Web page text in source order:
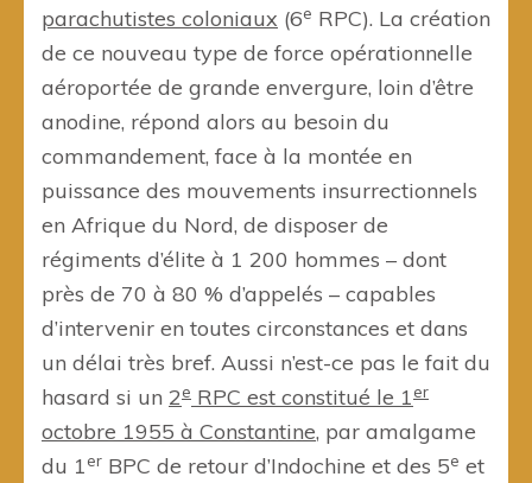
parachutistes coloniaux (6e RPC). La création
de ce nouveau type de force opérationnelle
aéroportée de grande envergure, loin d’être
anodine, répond alors au besoin du
commandement, face à la montée en
puissance des mouvements insurrectionnels
en Afrique du Nord, de disposer de
régiments d’élite à 1 200 hommes – dont
près de 70 à 80 % d’appelés – capables
d’intervenir en toutes circonstances et dans
un délai très bref. Aussi n’est-ce pas le fait du
hasard si un 2e RPC est constitué le 1er
octobre 1955 à Constantine, par amalgame
du 1er BPC de retour d’Indochine et des 5e et